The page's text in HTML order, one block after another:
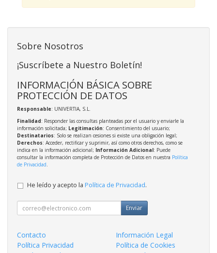
Sobre Nosotros
¡Suscríbete a Nuestro Boletín!
INFORMACIÓN BÁSICA SOBRE
PROTECCIÓN DE DATOS
Responsable: UNIVERTIA, S.L.
Finalidad: Responder las consultas planteadas por el usuario y enviarle la
información solicitada; Legitimación: Consentimiento del usuario;
Destinatarios: Solo se realizan cesiones si existe una obligación legal;
Derechos: Acceder, rectificar y suprimir, así como otros derechos, como se
indica en la información adicional; Información Adicional: Puede
consultar la información completa de Protección de Datos en nuestra Política
de Privacidad.
He leído y acepto la Política de Privacidad.
Enviar
Contacto
Información Legal
Política Privacidad
Política de Cookies